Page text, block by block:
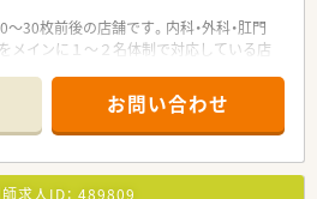
30枚前後の店舗です。内科・外科・肛門
メインに１～２名体制で対応している店
方を中心に、広く地域の患者様の処方せん
っくり患者様と向き合って働きたい方に
お問い合わせ
求人ID： 489809